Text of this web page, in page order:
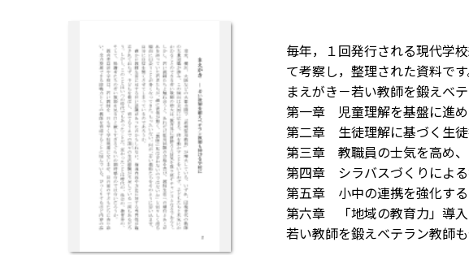
毎年，１回発行される現代学
て考察し，整理された資料で
まえがき－若い教師を鍛えベ
第一章 児童理解を基盤に進め
第二章 生徒理解に基づく生
第三章 教職員の士気を高め、
第四章 シラバスづくりによ
第五章 小中の連携を強化す
第六章 「地域の教育力」導入
若い教師を鍛えベテラン教師